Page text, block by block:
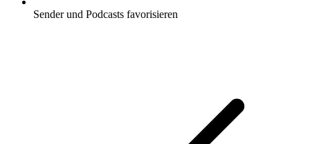
Sender und Podcasts favorisieren